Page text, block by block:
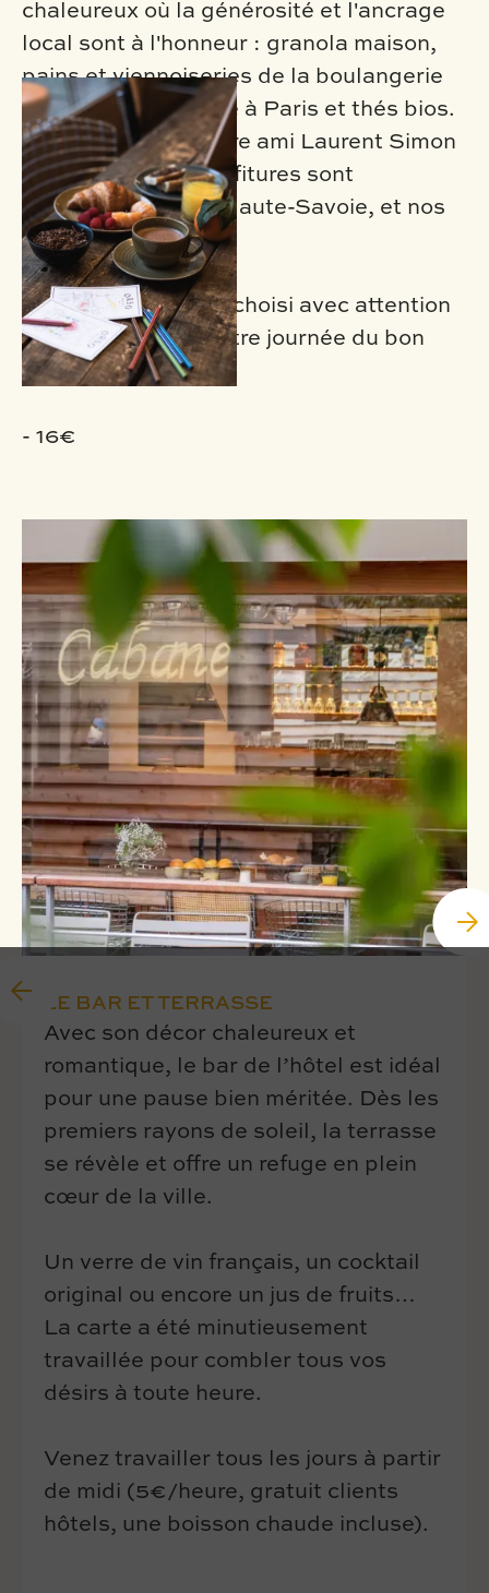
chaleureux où la générosité et l'ancrage
local sont à l'honneur : granola maison,
pains et viennoiseries de la boulangerie
du coin, café torréfié à Paris et thés bios.
Le miel vient de notre ami Laurent Simon
dans l'Oise, nos confitures sont
confectionnées en Haute-Savoie, et nos
fromages sont AOP.
Chaque produit est choisi avec attention
pour commencer votre journée du bon
pied !
- 16€
LE BAR ET TERRASSE
Avec son décor chaleureux et
romantique, le bar de l’hôtel est idéal
pour une pause bien méritée. Dès les
premiers rayons de soleil, la terrasse
se révèle et offre un refuge en plein
cœur de la ville.
Un verre de vin français, un cocktail
original ou encore un jus de fruits…
La carte a été minutieusement
travaillée pour combler tous vos
désirs à toute heure.
Venez travailler tous les jours à partir
de midi (5€/heure, gratuit clients
hôtels, une boisson chaude incluse).